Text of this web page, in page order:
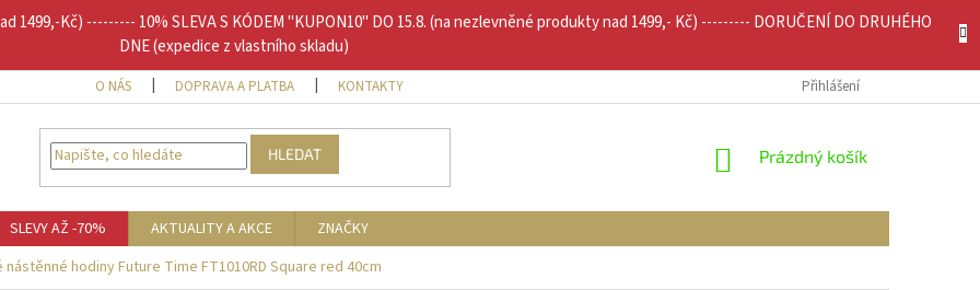
1499,-Kč) --------- 10% SLEVA S KÓDEM "KUPON10" DO 15.8. (na nezlevněné produkty nad 1499,- Kč) --------- DORUČENÍ DO DRUHÉHO
DNE (expedice z vlastního skladu)
O NÁS DOPRAVA A PLATBA KONTAKTY Přihlášení
HLEDAT
NÁKUPNÍ
Prázdný košík
SLEVY AŽ -70% AKTUALITY A AKCE
ZNAČKY
nástěnné hodiny Future Time FT1010RD Square red 40cm